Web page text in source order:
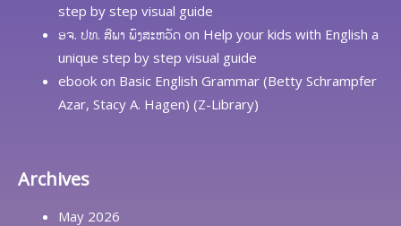
step by step visual guide
ອຈ. ປທ. ສີພາ ພົງສະຫວັດ on Help your kids with English a
unique step by step visual guide
ebook on Basic English Grammar (Betty Schrampfer
Azar, Stacy A. Hagen) (Z-Library)
Archives
May 2026